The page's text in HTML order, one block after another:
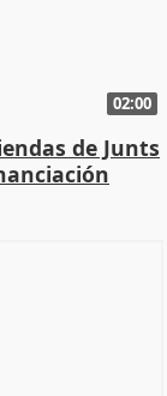
02:00
de Junts